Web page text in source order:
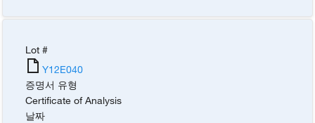
Lot #
Y12E040
증명서 유형
Certificate of Analysis
날짜